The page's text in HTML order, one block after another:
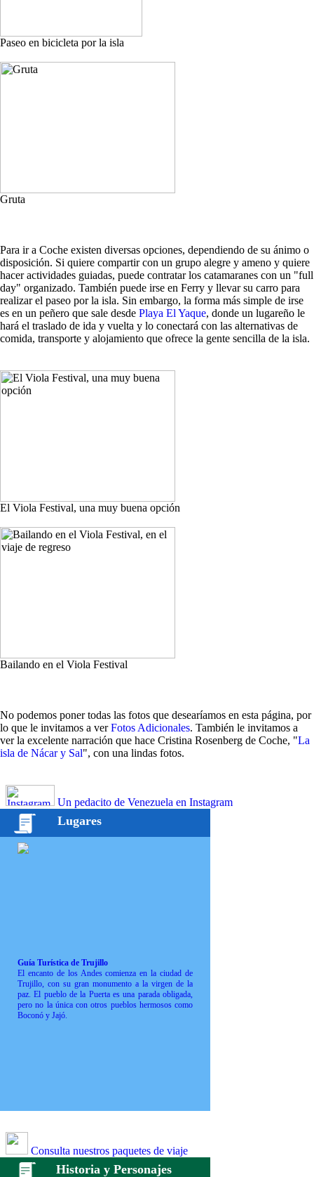
Paseo en bicicleta por la isla
Gruta
Para ir a Coche existen diversas opciones, dependiendo de su ánimo o
disposición. Si quiere compartir con un grupo alegre y ameno y quiere
hacer actividades guiadas, puede contratar los catamaranes con un "full
day" organizado. También puede irse en Ferry y llevar su carro para
realizar el paseo por la isla. Sin embargo, la forma más simple de irse
es en un peñero que sale desde Playa El Yaque, donde un lugareño le
hará el traslado de ida y vuelta y lo conectará con las alternativas de
comida, transporte y alojamiento que ofrece la gente sencilla de la isla.
El Viola Festival, una muy buena opción
Bailando en el Viola Festival
No podemos poner todas las fotos que desearíamos en esta página, por
lo que le invitamos a verFotos Adicionales. También le invitamos a
ver la excelente narración que hace Cristina Rosenberg de Coche, "La
isla de Nácar y Sal", con una lindas fotos.
Un pedacito de Venezuela en Instagram
Lugares
Guía Turística de Trujillo
El encanto de los Andes comienza en la ciudad de
Trujillo, con su gran monumento a la virgen de la
paz. El pueblo de la Puerta es una parada obligada,
pero no la única con otros pueblos hermosos como
Boconó y Jajó.
Consulta nuestros paquetes de viaje
Historia y Personajes